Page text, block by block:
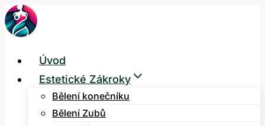
Přeskočit
na
Úvod
Estetické Zákroky
Bělení konečníku
Bělení Zubů